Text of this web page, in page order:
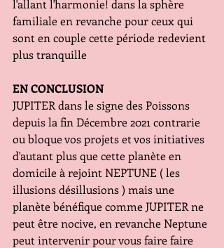
l'allant l'harmonie! dans la sphère
familiale en revanche pour ceux qui
sont en couple cette période redevient
plus tranquille
EN CONCLUSION
JUPITER dans le signe des Poissons
depuis la fin Décembre 2021 contrarie
ou bloque vos projets et vos initiatives
d'autant plus que cette planète en
domicile à rejoint NEPTUNE ( les
illusions désillusions ) mais une
planète bénéfique comme JUPITER ne
peut être nocive, en revanche Neptune
peut intervenir pour vous faire faire